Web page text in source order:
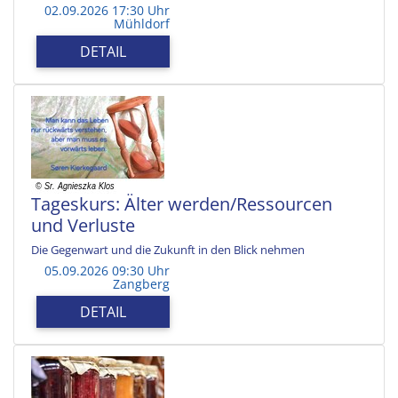
02.09.2026 17:30 Uhr
Mühldorf
DETAIL
Tageskurs: Älter werden/Ressourcen
und Verluste
Die Gegenwart und die Zukunft in den Blick nehmen
05.09.2026 09:30 Uhr
Zangberg
DETAIL